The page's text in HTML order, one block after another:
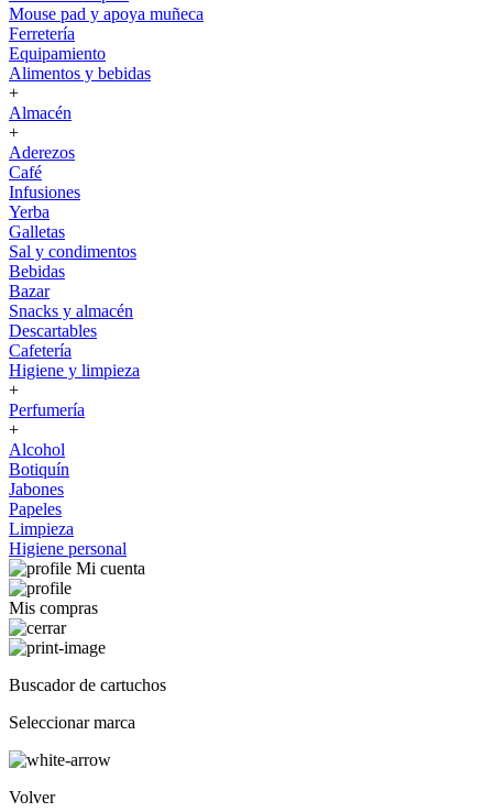
Mouse pad y apoya muñeca
Ferretería
Equipamiento
Alimentos y bebidas
+
Almacén
+
Aderezos
Café
Infusiones
Yerba
Galletas
Sal y condimentos
Bebidas
Bazar
Snacks y almacén
Descartables
Cafetería
Higiene y limpieza
+
Perfumería
+
Alcohol
Botiquín
Jabones
Papeles
Limpieza
Higiene personal
Mi cuenta
Mis compras
Buscador de cartuchos
Seleccionar marca
Volver